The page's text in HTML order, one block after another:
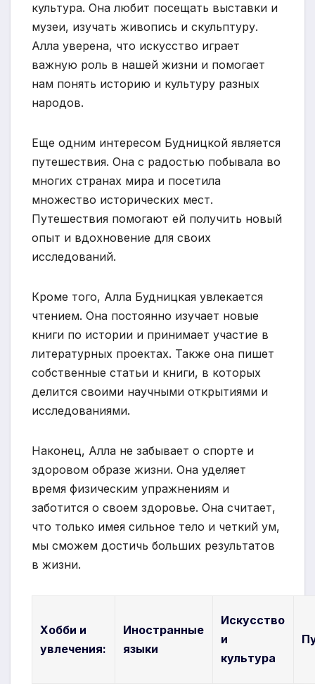
культура. Она любит посещать выставки и
музеи, изучать живопись и скульптуру.
Алла уверена, что искусство играет
важную роль в нашей жизни и помогает
нам понять историю и культуру разных
народов.
Еще одним интересом Будницкой является
путешествия. Она с радостью побывала во
многих странах мира и посетила
множество исторических мест.
Путешествия помогают ей получить новый
опыт и вдохновение для своих
исследований.
Кроме того, Алла Будницкая увлекается
чтением. Она постоянно изучает новые
книги по истории и принимает участие в
литературных проектах. Также она пишет
собственные статьи и книги, в которых
делится своими научными открытиями и
исследованиями.
Наконец, Алла не забывает о спорте и
здоровом образе жизни. Она уделяет
время физическим упражнениям и
заботится о своем здоровье. Она считает,
что только имея сильное тело и четкий ум,
мы сможем достичь больших результатов
в жизни.
Хобби и
увлечения:
Иностранные
языки
Искусство
и
культура